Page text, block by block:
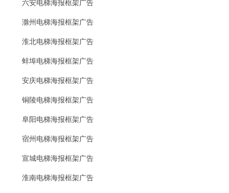
六安电梯海报框架广告
滁州电梯海报框架广告
淮北电梯海报框架广告
蚌埠电梯海报框架广告
安庆电梯海报框架广告
铜陵电梯海报框架广告
阜阳电梯海报框架广告
宿州电梯海报框架广告
宣城电梯海报框架广告
淮南电梯海报框架广告